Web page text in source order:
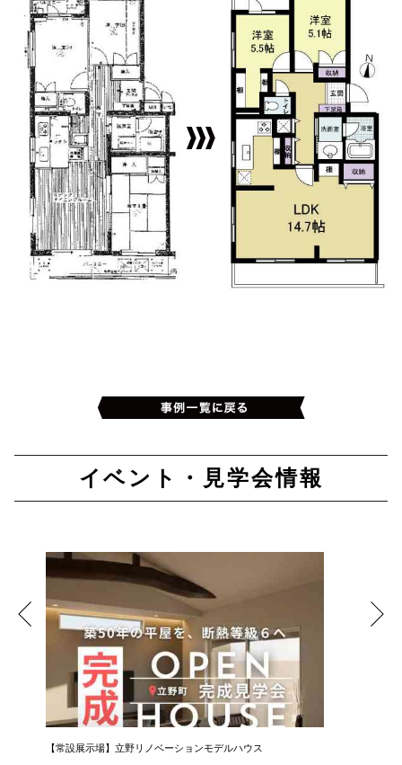
イベント・見学会情報
【常設展示場】立野リノベーションモデルハウス